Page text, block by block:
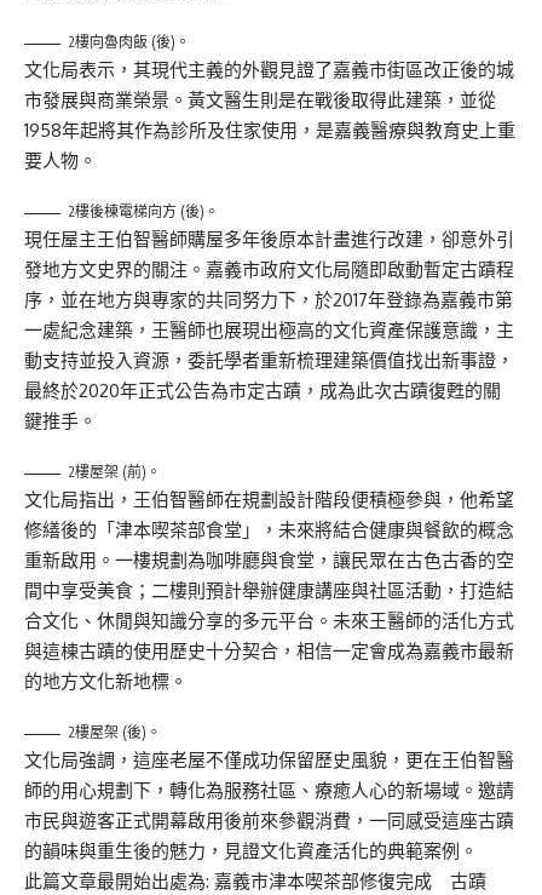
2樓向魯肉飯 (後)。
文化局表示，其現代主義的外觀見證了嘉義市街區改正後的城
市發展與商業榮景。黃文醫生則是在戰後取得此建築，並從
1958年起將其作為診所及住家使用，是嘉義醫療與教育史上重
要人物。
2樓後棟電梯向方 (後)。
現任屋主王伯智醫師購屋多年後原本計畫進行改建，卻意外引
發地方文史界的關注。嘉義市政府文化局隨即啟動暫定古蹟程
序，並在地方與專家的共同努力下，於2017年登錄為嘉義市第
一處紀念建築，王醫師也展現出極高的文化資產保護意識，主
動支持並投入資源，委託學者重新梳理建築價值找出新事證，
最終於2020年正式公告為市定古蹟，成為此次古蹟復甦的關
鍵推手。
2樓屋架 (前)。
文化局指出，王伯智醫師在規劃設計階段便積極參與，他希望
修繕後的「津本喫茶部食堂」，未來將結合健康與餐飲的概念
重新啟用。一樓規劃為咖啡廳與食堂，讓民眾在古色古香的空
間中享受美食；二樓則預計舉辦健康講座與社區活動，打造結
合文化、休閒與知識分享的多元平台。未來王醫師的活化方式
與這棟古蹟的使用歷史十分契合，相信一定會成為嘉義市最新
的地方文化新地標。
2樓屋架 (後)。
文化局強調，這座老屋不僅成功保留歷史風貌，更在王伯智醫
師的用心規劃下，轉化為服務社區、療癒人心的新場域。邀請
市民與遊客正式開幕啟用後前來參觀消費，一同感受這座古蹟
的韻味與重生後的魅力，見證文化資產活化的典範案例。
此篇文章最開始出處為: 嘉義市津本喫茶部修復完成 古蹟